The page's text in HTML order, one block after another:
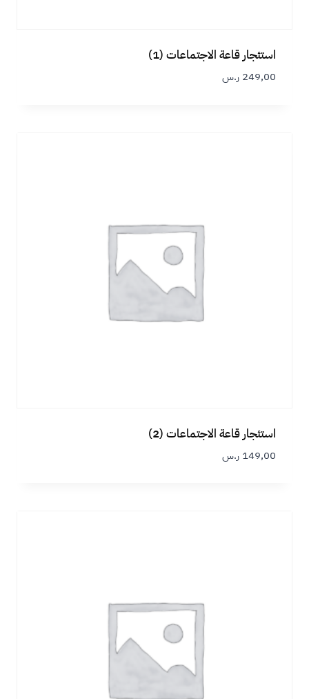
استئجار قاعة الاجتماعات (1)
249,00 ر.س
استئجار قاعة الاجتماعات (2)
149,00 ر.س